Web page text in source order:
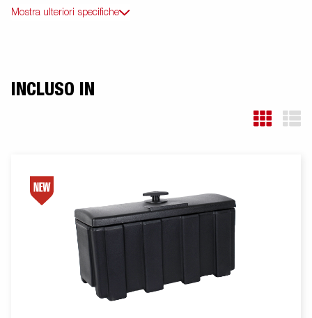
Mostra ulteriori specifiche
INCLUSO IN